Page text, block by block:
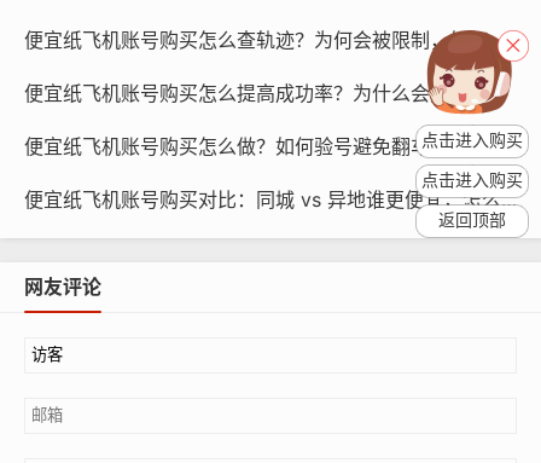
纸飞机账号购买, 在线购买tg账号, 电报聊天账号购买,wdd
号，自建账号的优点是账号安全、稳定，但需要一定的技
便宜纸飞机账号购买怎么查轨迹？为何会被限制，如何应对
便宜纸飞机账号购买怎么提高成功率？为什么会失败，如何优化流程
便宜纸飞机账号购买怎么做？如何验号避免翻车，建议看哪些点
便宜纸飞机账号购买对比：同城 vs 异地谁更便宜，怎么比较
网友评论
点击进入购买
点击进入购买
返回顶部